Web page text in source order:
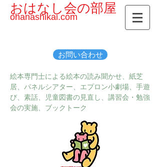
おはなし会の部屋
ohanashikai.com
お問い合わせ
絵本専門士による絵本の読み聞かせ、紙芝
居、パネルシアター、エプロン小劇場、手遊
び、素話、児童図書の見直し、講習会・勉強
会の実施、ブックトーク